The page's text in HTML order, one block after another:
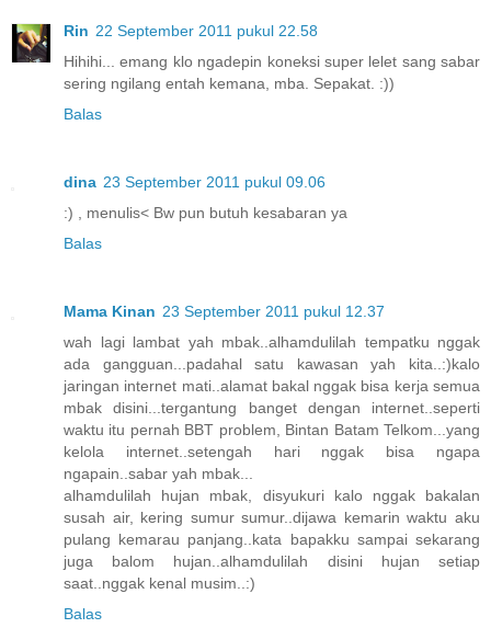
Rin 22 September 2011 pukul 22.58
Hihihi... emang klo ngadepin koneksi super lelet sang sabar
sering ngilang entah kemana, mba. Sepakat. :))
Balas
dina 23 September 2011 pukul 09.06
:) , menulis< Bw pun butuh kesabaran ya
Balas
Mama Kinan 23 September 2011 pukul 12.37
wah lagi lambat yah mbak..alhamdulilah tempatku nggak
ada gangguan...padahal satu kawasan yah kita..:)kalo
jaringan internet mati..alamat bakal nggak bisa kerja semua
mbak disini...tergantung banget dengan internet..seperti
waktu itu pernah BBT problem, Bintan Batam Telkom...yang
kelola internet..setengah hari nggak bisa ngapa
ngapain..sabar yah mbak...
alhamdulilah hujan mbak, disyukuri kalo nggak bakalan
susah air, kering sumur sumur..dijawa kemarin waktu aku
pulang kemarau panjang..kata bapakku sampai sekarang
juga balom hujan..alhamdulilah disini hujan setiap
saat..nggak kenal musim..:)
Balas